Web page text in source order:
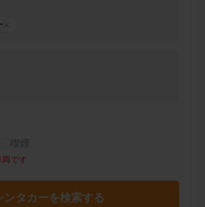
喫煙
両です
ンタカーを検索する